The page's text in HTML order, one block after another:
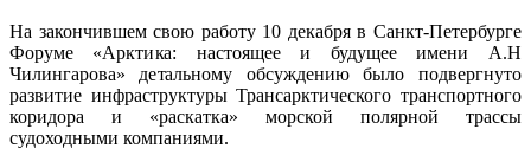
На закончившем свою работу 10 декабря в Санкт-Петербурге
Форуме «Арктика: настоящее и будущее имени А.Н
Чилингарова» детальному обсуждению было подвергнуто
развитие инфраструктуры Трансарктического транспортного
коридора и «раскатка» морской полярной трассы
судоходными компаниями.